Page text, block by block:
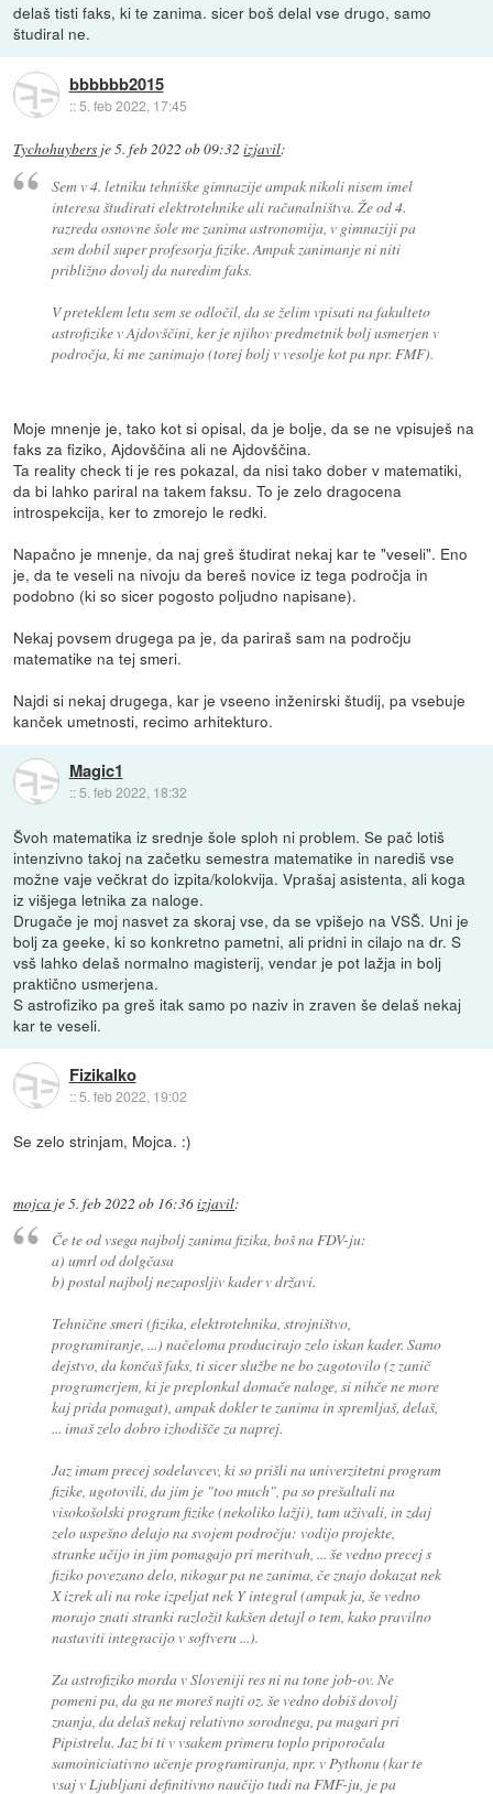
delaš tisti faks, ki te zanima. sicer boš delal vse drugo, samo
študiral ne.
bbbbbb2015
::5. feb 2022, 17:45
Tychohuybers je5. feb 2022 ob 09:32 izjavil:
Sem v 4. letniku tehniške gimnazije ampak nikoli nisem imel
interesa študirati elektrotehnike ali računalništva. Že od 4.
razreda osnovne šole me zanima astronomija, v gimnaziji pa
sem dobil super profesorja fizike. Ampak zanimanje ni niti
približno dovolj da naredim faks.
V preteklem letu sem se odločil, da se želim vpisati na fakulteto
astrofizike v Ajdovščini, ker je njihov predmetnik bolj usmerjen v
področja, ki me zanimajo (torej bolj v vesolje kot pa npr. FMF).
Moje mnenje je, tako kot si opisal, da je bolje, da se ne vpisuješ na
faks za fiziko, Ajdovščina ali ne Ajdovščina.
Ta reality check ti je res pokazal, da nisi tako dober v matematiki,
da bi lahko pariral na takem faksu. To je zelo dragocena
introspekcija, ker to zmorejo le redki.
Napačno je mnenje, da naj greš študirat nekaj kar te "veseli". Eno
je, da te veseli na nivoju da bereš novice iz tega področja in
podobno (ki so sicer pogosto poljudno napisane).
Nekaj povsem drugega pa je, da pariraš sam na področju
matematike na tej smeri.
Najdi si nekaj drugega, kar je vseeno inženirski študij, pa vsebuje
kanček umetnosti, recimo arhitekturo.
Magic1
:: 5. feb 2022, 18:32
Švoh matematika iz srednje šole sploh ni problem. Se pač lotiš
intenzivno takoj na začetku semestra matematike in narediš vse
možne vaje večkrat do izpita/kolokvija. Vprašaj asistenta, ali koga
iz višjega letnika za naloge.
Drugače je moj nasvet za skoraj vse, da se vpišejo na VSŠ. Uni je
bolj za geeke, ki so konkretno pametni, ali pridni in cilajo na dr. S
vsš lahko delaš normalno magisterij, vendar je pot lažja in bolj
praktično usmerjena.
S astrofiziko pa greš itak samo po naziv in zraven še delaš nekaj
kar te veseli.
Fizikalko
::5. feb 2022, 19:02
Se zelo strinjam, Mojca. :)
mojca je5. feb 2022 ob 16:36izjavil:
Če te od vsega najbolj zanima fizika, boš na FDV-ju:
a) umrl od dolgčasa
b) postal najbolj nezaposljiv kader v državi.
Tehnične smeri (fizika, elektrotehnika, strojništvo,
programiranje, ...) načeloma producirajo zelo iskan kader. Samo
dejstvo, da končaš faks, ti sicer službe ne bo zagotovilo (z zanič
programerjem, ki je preplonkal domače naloge, si nihče ne more
kaj prida pomagat), ampak dokler te zanima in spremljaš, delaš,
... imaš zelo dobro izhodišče za naprej.
Jaz imam precej sodelavcev, ki so prišli na univerzitetni program
fizike, ugotovili, da jim je "too much", pa so prešaltali na
visokošolski program fizike (nekoliko lažji), tam uživali, in zdaj
zelo uspešno delajo na svojem področju: vodijo projekte,
stranke učijo in jim pomagajo pri meritvah, ... še vedno precej s
fiziko povezano delo, nikogar pa ne zanima, če znajo dokazat nek
X izrek ali na roke izpeljat nek Y integral (ampak ja, še vedno
morajo znati stranki razložit kakšen detajl o tem, kako pravilno
nastaviti integracijo v softveru ...).
Za astrofiziko morda v Sloveniji res ni na tone job-ov. Ne
pomeni pa, da ga ne moreš najti oz. še vedno dobiš dovolj
znanja, da delaš nekaj relativno sorodnega, pa magari pri
Pipistrelu. Jaz bi ti v vsakem primeru toplo priporočala
samoiniciativno učenje programiranja, npr. v Pythonu (kar te
vsaj v Ljubljani definitivno naučijo tudi na FMF-ju, je pa